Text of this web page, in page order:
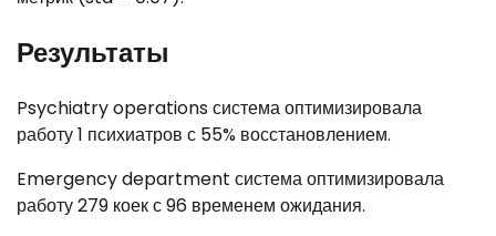
Результаты
Psychiatry operations система оптимизировала
работу 1 психиатров с 55% восстановлением.
Emergency department система оптимизировала
работу 279 коек с 96 временем ожидания.